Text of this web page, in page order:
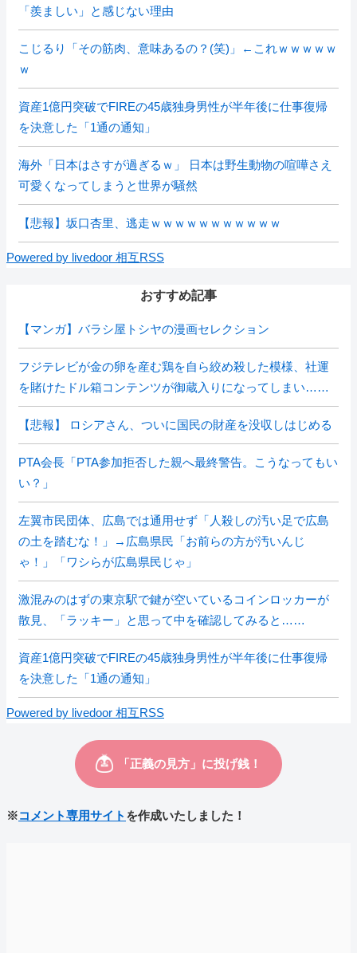
「羨ましい」と感じない理由
こじるり「その筋肉、意味あるの？(笑)」←これｗｗｗｗｗ
ｗ
資産1億円突破でFIREの45歳独身男性が半年後に仕事復帰
を決意した「1通の通知」
海外「日本はさすが過ぎるｗ」 日本は野生動物の喧嘩さえ
可愛くなってしまうと世界が騒然
【悲報】坂口杏里、逃走ｗｗｗｗｗｗｗｗｗｗｗ
Powered by livedoor 相互RSS
おすすめ記事
【マンガ】バラシ屋トシヤの漫画セレクション
フジテレビが金の卵を産む鶏を自ら絞め殺した模様、社運
を賭けたドル箱コンテンツが御蔵入りになってしまい……
【悲報】 ロシアさん、ついに国民の財産を没収しはじめる
PTA会長「PTA参加拒否した親へ最終警告。こうなってもい
い？」
左翼市民団体、広島では通用せず「人殺しの汚い足で広島
の土を踏むな！」→広島県民「お前らの方が汚いんじ
ゃ！」「ワシらが広島県民じゃ」
激混みのはずの東京駅で鍵が空いているコインロッカーが
散見、「ラッキー」と思って中を確認してみると……
資産1億円突破でFIREの45歳独身男性が半年後に仕事復帰
を決意した「1通の通知」
Powered by livedoor 相互RSS
※コメント専用サイト を作成いたしました！